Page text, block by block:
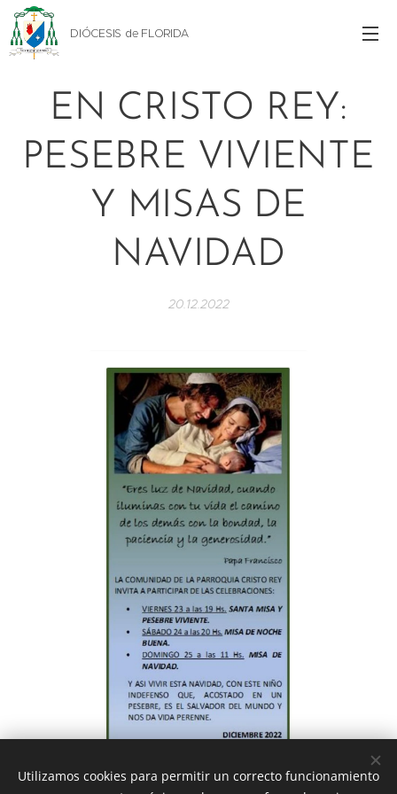
DIÓCESIS de FLORIDA
EN CRISTO REY:
PESEBRE VIVIENTE
Y MISAS DE
NAVIDAD
20.12.2022
Utilizamos cookies para permitir un correcto funcionamiento